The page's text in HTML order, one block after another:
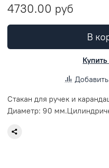
4730.00 руб
В
Купить
Стакан для ручек и
Диаметр: 90